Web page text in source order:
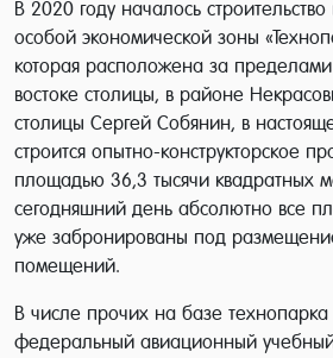
В 2020 году началось
особой экономической зоны
которая расположена за
востоке столицы, в районе
столицы Сергей Собянин, в
строится опытно-конструкторское
площадью 36,3 тысячи квадратных
сегодняшний день абсолютно все
уже забронированы под
помещений.
В числе прочих на базе технопарка
федеральный авиационный учебный